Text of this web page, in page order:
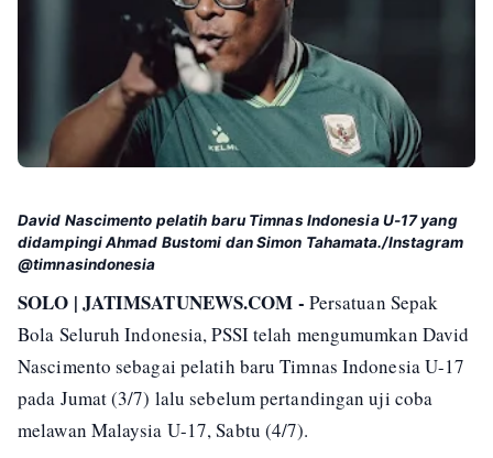
David Nascimento pelatih baru Timnas Indonesia U-17 yang
didampingi Ahmad Bustomi dan Simon Tahamata./Instagram
@timnasindonesia
SOLO | JATIMSATUNEWS.COM - Persatuan Sepak
Bola Seluruh Indonesia, PSSI telah mengumumkan David
Nascimento sebagai pelatih baru Timnas Indonesia U-17
pada Jumat (3/7) lalu sebelum pertandingan uji coba
melawan Malaysia U-17, Sabtu (4/7).